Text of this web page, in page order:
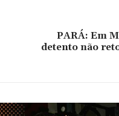
PARÁ: Em
detento não